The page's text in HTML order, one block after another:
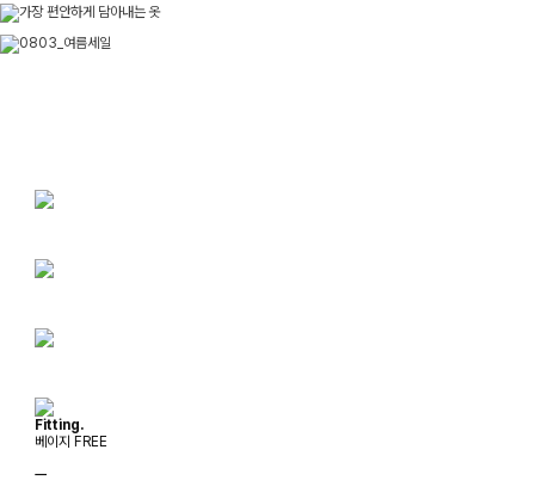
Fitting.
베이지 FREE
ㅡ